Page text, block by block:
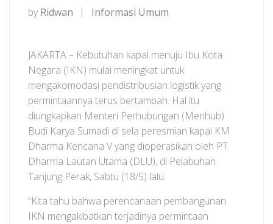
by Ridwan Informasi Umum
JAKARTA – Kebutuhan kapal menuju Ibu Kota
Negara (IKN) mulai meningkat untuk
mengakomodasi pendistribusian logistik yang
permintaannya terus bertambah. Hal itu
diungkapkan Menteri Perhubungan (Menhub)
Budi Karya Sumadi di sela peresmian kapal KM
Dharma Kencana V yang dioperasikan oleh PT
Dharma Lautan Utama (DLU), di Pelabuhan
Tanjung Perak, Sabtu (18/5) lalu.
“Kita tahu bahwa perencanaan pembangunan
IKN mengakibatkan terjadinya permintaan